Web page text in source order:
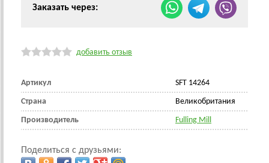
Заказать через:
добавить отзыв
Артикул SFT 14264
Страна Великобритания
Производитель Fulling Mill
Поделиться с друзьями: